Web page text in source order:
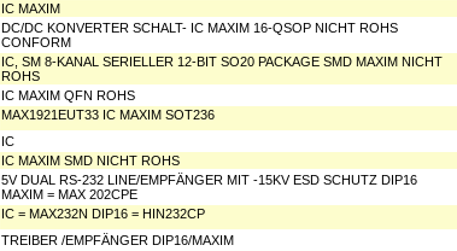
IC MAXIM
DC/DC KONVERTER SCHALT- IC MAXIM 16-QSOP NICHT ROHS
CONFORM
IC, SM 8-KANAL SERIELLER 12-BIT SO20 PACKAGE SMD MAXIM NICHT
ROHS
IC MAXIM QFN ROHS
MAX1921EUT33 IC MAXIM SOT236
IC
IC MAXIM SMD NICHT ROHS
5V DUAL RS-232 LINE/EMPFÄNGER MIT -15KV ESD SCHUTZ DIP16
MAXIM = MAX 202CPE
IC = MAX232N DIP16 = HIN232CP
TREIBER /EMPFÄNGER DIP16/MAXIM